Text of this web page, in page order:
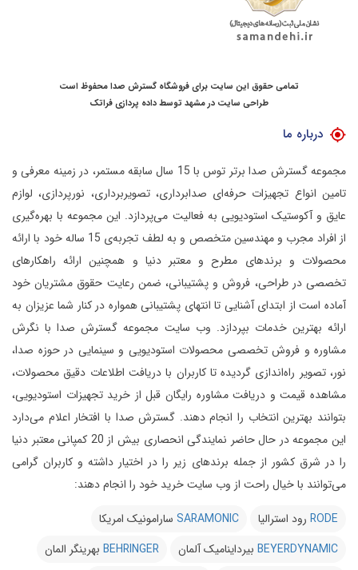
تمامی حقوق این سایت برای فروشگاه گسترش صدا محفوظ است
طراحی سایت در مشهد توسطداده پردازی فراتک
درباره ما
مجموعه گسترش صدا برتر توس با 15 سال سابقه مستمر، در زمینه معرفی و
تامین انواع تجهیزات حرفه‌ای صدابرداری، تصویربرداری، نورپردازی، لوازم
عایق و آکوستیک استودیویی به فعالیت می‌پردازد. این مجموعه با بهره‌گیری
از افراد مجرب و مهندسین متخصص و به لطف تجربه‌ی 15 ساله خود با ارائه
محصولات و برندهای مطرح و معتبر دنیا و همچنین ارائه راهکارهای
تخصصی در طراحی، فروش و پشتیبانی، ضمن رعایت حقوق مشتریان خود
آماده است از ابتدای آشنایی تا انتهای پشتیبانی همواره در کنار شما عزیزان به
ارائه بهترین خدمات بپردازد. وب سایت مجموعه گسترش صدا با نگرش
مشاوره و فروش تخصصی محصولات استودیویی و سینمایی در حوزه صدا،
نور، تصویر راه‌اندازی گردیده تا کاربران با دریافت اطلاعات دقیق محصولات،
مشاهده قیمت و دریافت مشاوره رایگان قبل از خرید تجهیزات استودیویی،
بتوانند بهترین انتخاب را انجام دهند. گسترش صدا با افتخار اعلام می‌دارد
این مجموعه در حال حاضر نمایندگی انحصاری بیش از 20 کمپانی معتبر دنیا
را در شرق کشور از جمله برندهای زیر را در اختیار داشته و کاربران گرامی
می‌توانند با خیال راحت از وب سایت خرید خود را انجام دهند:
RODE رود استرالیا SARAMONIC سارامونیک امریکا
BEYERDYNAMIC بیرداینامیک آلمان BEHRINGER بهرینگر المان